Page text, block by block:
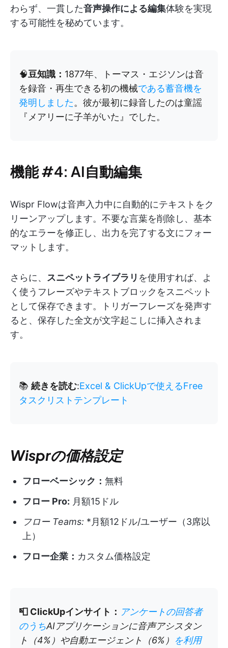
わらず、一貫した音声操作による編集体験を実現
する可能性を秘めています。
🧠豆知識： 1877年、トーマス・エジソンは音
を録音・再生できる初の機械である蓄音機を
発明しました。彼が最初に録音したのは童謡
『メアリーに子羊がいた』でした。
機能 #4: AI自動編集
Wispr Flowは音声入力中に自動的にテキストをク
リーンアップします。不要な言葉を削除し、基本
的なエラーを修正し、出力を完了する文にフォー
マットします。
さらに、 スニペットライブラリ を使用すれば、よ
く使うフレーズやテキストブロックをスニペット
として保存できます。トリガーフレーズを発声す
ると、保存した全文が文字起こしに挿入されま
す。
📚 続きを読む:Excel & ClickUpで使えるFree
タスクリストテンプレート
Wisprの価格設定
フローベーシック： 無料
フロー Pro: 月額15ドル
フロー Teams: *月額12ドル/ユーザー（3席以
上）
フロー企業： カスタム価格設定
📮 ClickUpインサイト： アンケートの回答者
のうちAIアプリケーションに音声アシスタン
ト（4%）や自動エージェント（6%）
を利用